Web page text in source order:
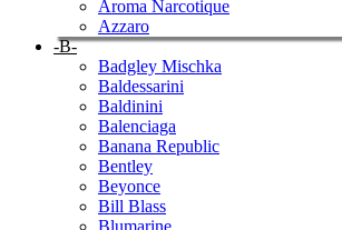
Aroma Narcotique
Azzaro
-B-
Badgley Mischka
Baldessarini
Baldinini
Balenciaga
Banana Republic
Bentley
Beyonce
Bill Blass
Blumarine